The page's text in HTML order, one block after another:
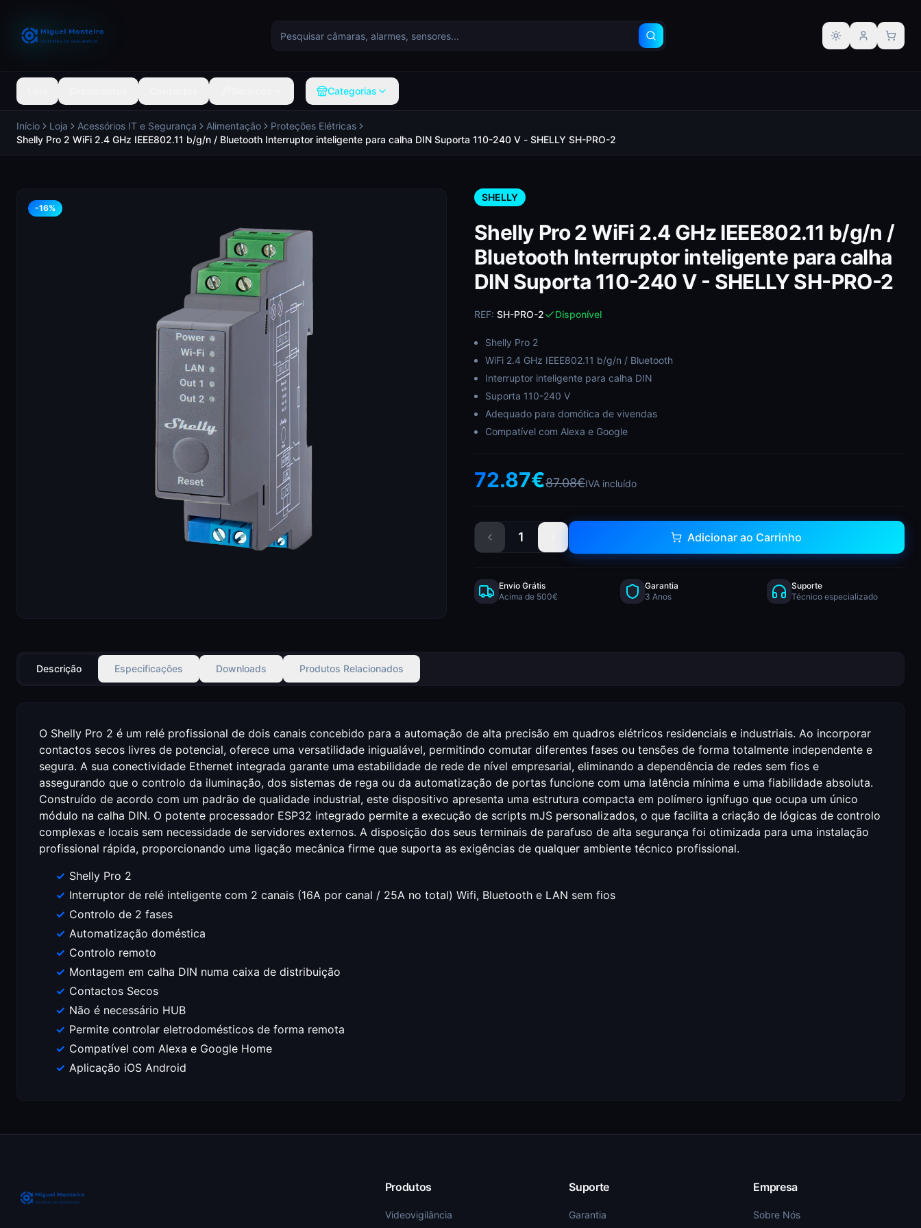
Alternar tema
Categorias
Início Loja Acessórios IT e Segurança Alimentação
Proteções Elétricas
Shelly Pro 2 WiFi 2.4 GHz IEEE802.11 b/g/n / Bluetooth Interruptor inteligente para calha DIN Suporta 110-240 V - SHELLY SH-PRO-2
-16%
SHELLY
Shelly Pro 2 WiFi 2.4 GHz IEEE802.11 b/g/n /
Bluetooth Interruptor inteligente para calha
DIN Suporta 110-240 V - SHELLY SH-PRO-2
REF: SH-PRO-2 Disponível
Shelly Pro 2
WiFi 2.4 GHz IEEE802.11 b/g/n / Bluetooth
Interruptor inteligente para calha DIN
Suporta 110-240 V
Adequado para domótica de vivendas
Compatível com Alexa e Google
72.87€87.08€IVA incluído
1 Adicionar ao Carrinho
Envio Grátis
Acima de 500€
Garantia
3 Anos
Suporte
Técnico especializado
Descrição Especificações Downloads Produtos Relacionados
O Shelly Pro 2 é um relé profissional de dois canais concebido para a automação de alta precisão em quadros elétricos residenciais e industriais. Ao incorporar
contactos secos livres de potencial, oferece uma versatilidade inigualável, permitindo comutar diferentes fases ou tensões de forma totalmente independente e
segura. A sua conectividade Ethernet integrada garante uma estabilidade de rede de nível empresarial, eliminando a dependência de redes sem fios e
assegurando que o controlo da iluminação, dos sistemas de rega ou da automatização de portas funcione com uma latência mínima e uma fiabilidade absoluta.
Construído de acordo com um padrão de qualidade industrial, este dispositivo apresenta uma estrutura compacta em polímero ignífugo que ocupa um único
módulo na calha DIN. O potente processador ESP32 integrado permite a execução de scripts mJS personalizados, o que facilita a criação de lógicas de controlo
complexas e locais sem necessidade de servidores externos. A disposição dos seus terminais de parafuso de alta segurança foi otimizada para uma instalação
profissional rápida, proporcionando uma ligação mecânica firme que suporta as exigências de qualquer ambiente técnico profissional.
Shelly Pro 2
Interruptor de relé inteligente com 2 canais (16A por canal / 25A no total) Wifi, Bluetooth e LAN sem fios
Controlo de 2 fases
Automatização doméstica
Controlo remoto
Montagem em calha DIN numa caixa de distribuição
Contactos Secos
Não é necessário HUB
Permite controlar eletrodomésticos de forma remota
Compatível com Alexa e Google Home
Aplicação iOS Android
Produtos
Videovigilância
Suporte
Garantia
Empresa
Sobre Nós